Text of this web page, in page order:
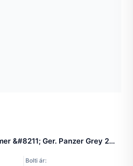
74603 Surface Primer &#8211; Ger. Panzer Grey 200 ml.
Bolti ár: